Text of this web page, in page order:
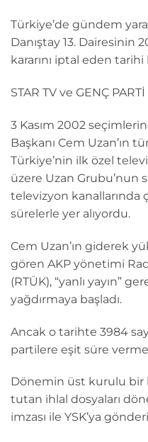
Türkiye’de gündem
Danıştay 13. Dairesinin
kararını iptal eden
STAR TV ve GENÇ PARTİ
3 Kasım 2002
Başkanı Cem Uzan’ın
Türkiye’nin ilk özel
üzere Uzan Grubu’nun
televizyon kanallarında
sürelerle yer alıyordu.
Cem Uzan’ın giderek
gören AKP yönetimi
(RTÜK), “yanlı yayın”
yağdırmaya başladı.
Ancak o tarihte 3984
partilere eşit süre
Dönemin üst kurulu bir
tutan ihlal dosyaları
imzası ile YSK’ya